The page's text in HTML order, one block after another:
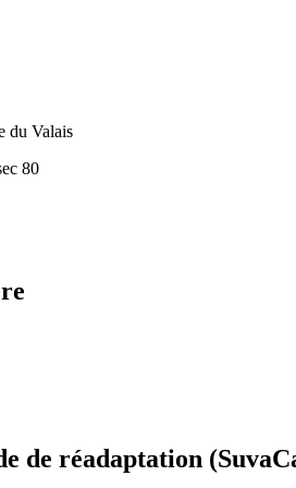
du Valais
80
de réadaptation